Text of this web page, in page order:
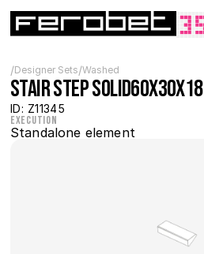
/Designer Sets/Washed
Stair step solid60x30x18
ID: Z11345
Execution
Standalone element